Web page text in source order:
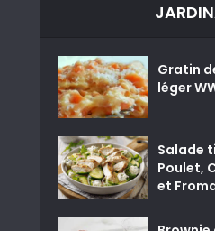
Gratin
léger
Salade
Poulet,
et